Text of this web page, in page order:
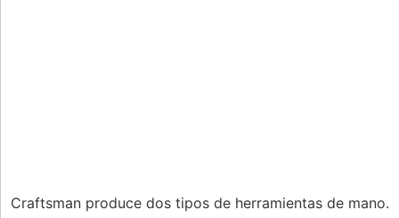
Craftsman produce dos tipos de herramientas de mano.